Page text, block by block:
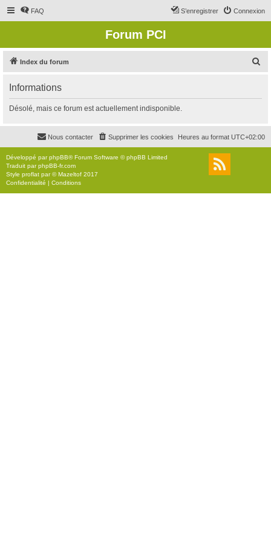
FAQ Connexion
S’enregistrer
Forum PCI
Index du forum
r
c
r
Informations
Désolé, mais ce forum est actuellement indisponible.
Heures au format UTC+02:00
Supprimer les cookies
Nous contacter
Développé parphpBB® Forum Software © phpBB Limited
Traduit parphpBB-fr.com
Style proflat par ©Mazeltof 2017
Confidentialité | Conditions